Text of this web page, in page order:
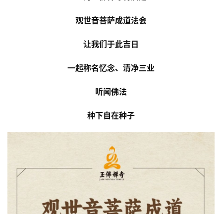
观世音菩萨成道法会
让我们于此吉日
一起称名忆念、清净三业
听闻佛法
种下自在种子